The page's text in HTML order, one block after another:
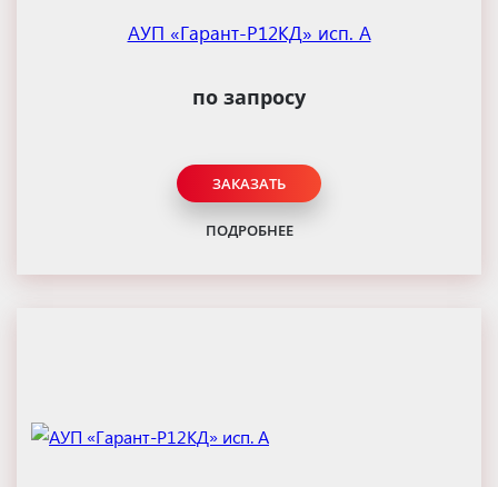
АУП «Гарант-Р12КД» исп. А
по запросу
ЗАКАЗАТЬ
ПОДРОБНЕЕ